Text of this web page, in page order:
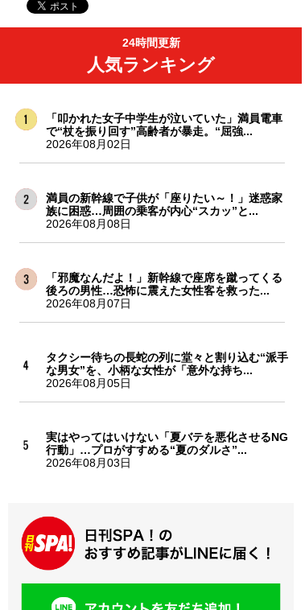
24時間更新
人気ランキング
「叩かれた女子中学生が泣いていた」満員電車
で“杖を振り回す”高齢者が暴走。“屈強...
2026年08月02日
満員の新幹線で子供が「座りたい～！」迷惑家
族に困惑…周囲の乗客が内心“スカッ”と...
2026年08月08日
「邪魔なんだよ！」新幹線で座席を蹴ってくる
後ろの男性…恐怖に震えた女性客を救った...
2026年08月07日
タクシー待ちの長蛇の列に堂々と割り込む“派手
な男女”を、小柄な女性が「意外な持ち...
2026年08月05日
実はやってはいけない「夏バテを悪化させるNG
行動」…プロがすすめる“夏のダルさ”...
2026年08月03日